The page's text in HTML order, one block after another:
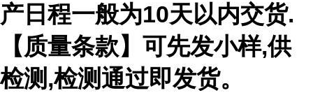
产日程一般为10天以内交货.
【质量条款】可先发小样,供
检测,检测通过即发货。